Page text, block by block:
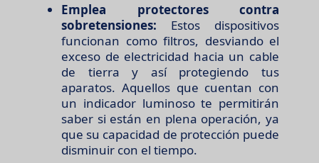
Emplea protectores contra
sobretensiones: Estos dispositivos
funcionan como filtros, desviando el
exceso de electricidad hacia un cable
de tierra y así protegiendo tus
aparatos. Aquellos que cuentan con
un indicador luminoso te permitirán
saber si están en plena operación, ya
que su capacidad de protección puede
disminuir con el tiempo.